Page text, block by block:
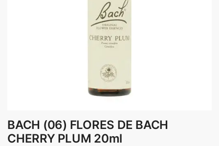
BACH (06) FLORES DE BACH
CHERRY PLUM 20ml